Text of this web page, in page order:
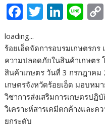
F
e
b
o
o
k
T
itt
er
Li
k
e
dI
n
Li
e
loading...
ร้อยเอ็ดจัดการอบรมเกษตรกร
ความปลอดภัยในสินค้าเกษตร
สินค้าเกษตร วันที่ 3 กรกฎาค
เกษตรจังหวัดร้อยเอ็ด มอบหม
วิชาการส่งเสริมการเกษตรปฏิ
วิเคราะห์สารเคมีตกค้างและค
ยกระดับ